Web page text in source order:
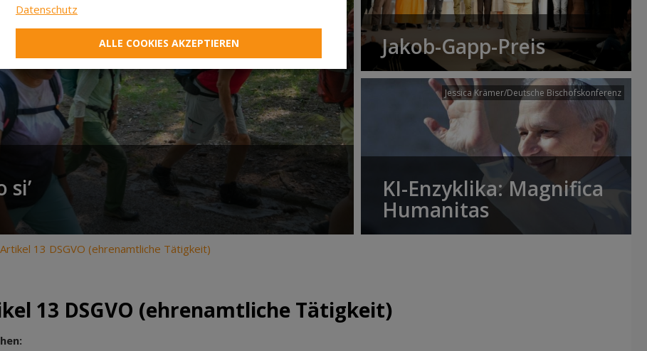
Jakob-Gapp-Preis
Jessica Krämer/Deutsche Bischofskonferenz
KI-Enzyklika: Magnifica
Humanitas
13 DSGVO (ehrenamtliche Tätigkeit)
13 DSGVO (ehrenamtliche Tätigkeit)
Datenschutz
ALLE COOKIES AKZEPTIEREN